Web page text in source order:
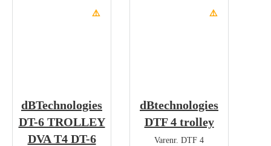
⚠️
dBTechnologies
DT-6 TROLLEY
DVA T4 DT-6
⚠️
dBtechnologies
DTF 4 trolley
Varenr. DTF 4